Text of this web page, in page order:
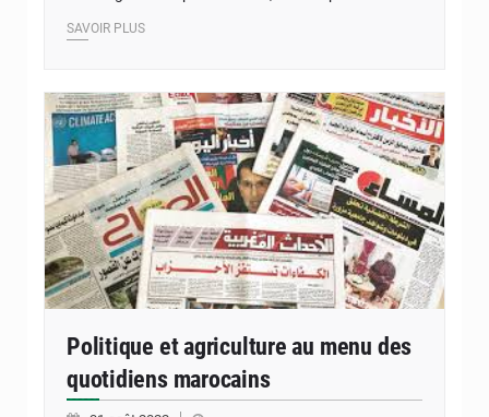
SAVOIR PLUS
Politique et agriculture au menu des
quotidiens marocains